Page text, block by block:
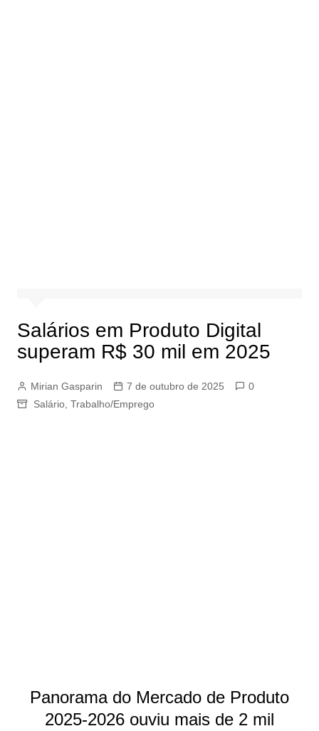
Salários em Produto Digital
superam R$ 30 mil em 2025
Mirian Gasparin 7 de outubro de 2025
0
Salário, Trabalho/Emprego
Panorama do Mercado de Produto
2025-2026 ouviu mais de 2 mil